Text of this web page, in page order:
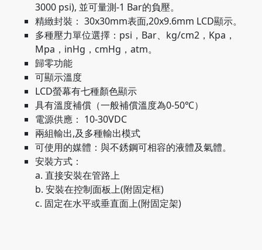
3000 psi), 並可量測-1 Bar的負壓。
精緻封裝： 30x30mm表面,20x9.6mm LCD顯示。
多種壓力單位選擇：psi，Bar、kg/cm2，Kpa，
Mpa，inHg，cmHg，atm。
歸零功能
可顯示溫度
LCD螢幕有七種顏色顯示
具有溫度補償（一般補償溫度為0-50℃）
電源供應： 10-30VDC
兩組輸出,及多種輸出模式
可使用的媒體：與不銹鋼可相容的液體及氣體。
安裝方式：
a. 直接安裝在管路上
b. 安裝在控制面板上(附固定框)
c. 固定在水平或垂直面上(附固定架)